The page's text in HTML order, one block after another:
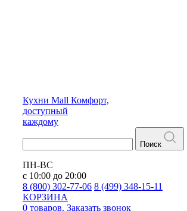
Кухни Mall Комфорт,
доступный
каждому
Поиск
ПН-ВС
с 10:00 до 20:00
8 (800) 302-77-06 8 (499) 348-15-11
КОРЗИНА
0 товаров. Заказать звонок